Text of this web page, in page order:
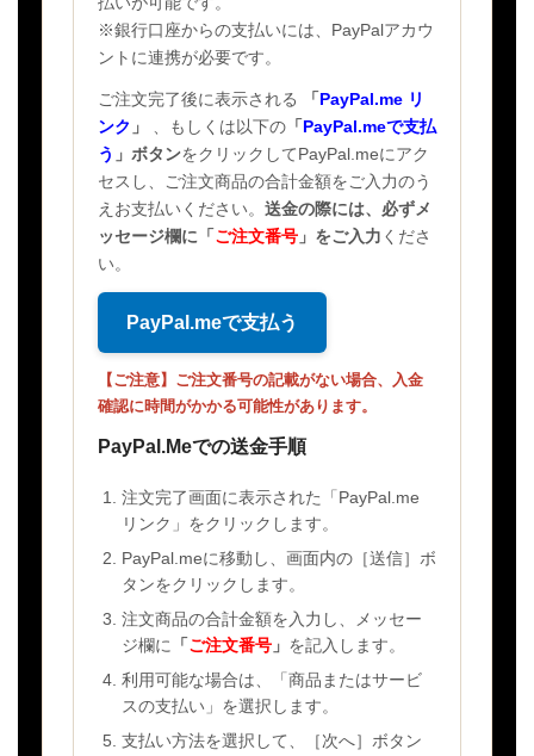
※銀行口座からの支払いには、PayPalアカウ
ントに連携が必要です。
ご注文完了後に表示される 「 PayPal.me リ
ンク 」 、もしくは以下の 「 PayPal.meで支払
う 」ボタンをクリックしてPayPal.meにアク
セスし、ご注文商品の合計金額をご入力のう
えお支払いください。 送金の際には、必ずメ
ッセージ欄に 「 ご注文番号 」 をご入力 くださ
い。
PayPal.meで支払う
【ご注意】ご注文番号の記載がない場合、入金
確認に時間がかかる可能性があります。
PayPal.Meでの送金手順
注文完了画面に表示された「PayPal.me
リンク」をクリックします。
PayPal.meに移動し、画面内の［送信］ボ
タンをクリックします。
注文商品の合計金額を入力し、メッセー
ジ欄に 「 ご注文番号 」 を記入します。
利用可能な場合は、「商品またはサービ
スの支払い」を選択します。
支払い方法を選択して、［次へ］ボタン